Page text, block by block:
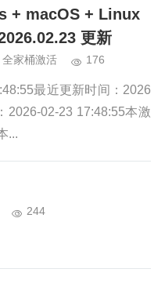
+ macOS + Linux
更新
家桶激活 176
最近更新时间：2026
2026-02-23 17:48:55本激
...
244